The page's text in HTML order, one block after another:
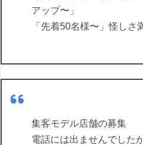
アップ〜」
「先着50名様〜」怪しさ
集客モデル店舗の募集
電話には出ませんでした